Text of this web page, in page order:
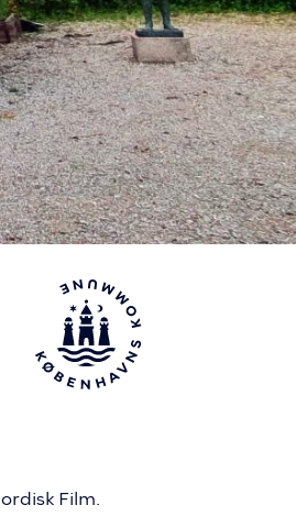
Film.